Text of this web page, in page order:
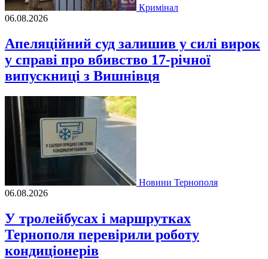
Кримінал
06.08.2026
Апеляційний суд залишив у силі вирок
у справі про вбивство 17-річної
випускниці з Вишнівця
Новини Тернополя
06.08.2026
У тролейбусах і маршрутках
Тернополя перевірили роботу
кондиціонерів